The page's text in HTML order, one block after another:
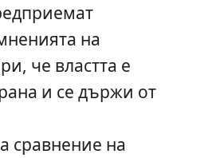
на
че властта е
и се държи от
сравнение на